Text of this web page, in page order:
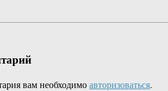
вам необходимоавторизоваться.